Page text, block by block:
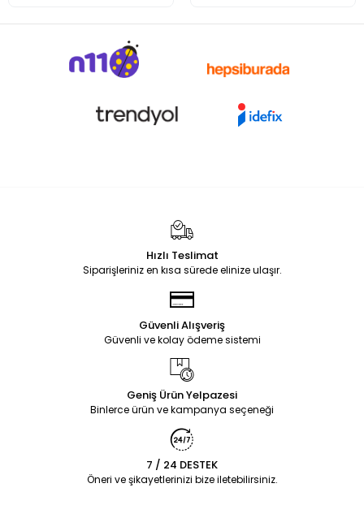
Hızlı Teslimat
Siparişleriniz en kısa sürede elinize ulaşır.
Güvenli Alışveriş
Güvenli ve kolay ödeme sistemi
Geniş Ürün Yelpazesi
Binlerce ürün ve kampanya seçeneği
7 / 24 DESTEK
Öneri ve şikayetlerinizi bize iletebilirsiniz.